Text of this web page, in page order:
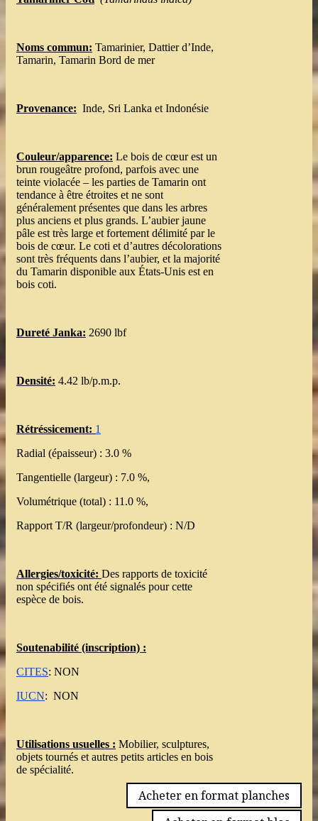
Noms commun: Tamarinier, Dattier d’Inde,
Tamarin, Tamarin Bord de mer
Provenance: Inde, Sri Lanka et Indonésie
Couleur/apparence: Le bois de cœur est un
brun rougeâtre profond, parfois avec une
teinte violacée – les parties de Tamarin ont
tendance à être étroites et ne sont
généralement présentes que dans les arbres
plus anciens et plus grands. L’aubier jaune
pâle est très large et fortement délimité par le
bois de cœur. Le coti et d’autres décolorations
sont très fréquents dans l’aubier, et la majorité
du Tamarin disponible aux États-Unis est en
bois coti.
Dureté Janka: 2690 lbf
Densité: 4.42 lb/p.m.p.
Rétréssicement: 1
Radial (épaisseur) : 3.0 %
Tangentielle (largeur) : 7.0 %,
Volumétrique (total) : 11.0 %,
Rapport T/R (largeur/profondeur) : N/D
Allergies/toxicité: Des rapports de toxicité
non spécifiés ont été signalés pour cette
espèce de bois.
Soutenabilité (inscription) :
CITES: NON
IUCN: NON
Utilisations usuelles : Mobilier, sculptures,
objets tournés et autres petits articles en bois
de spécialité.
Acheter en format planches